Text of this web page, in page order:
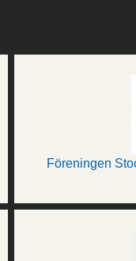
Föreningen